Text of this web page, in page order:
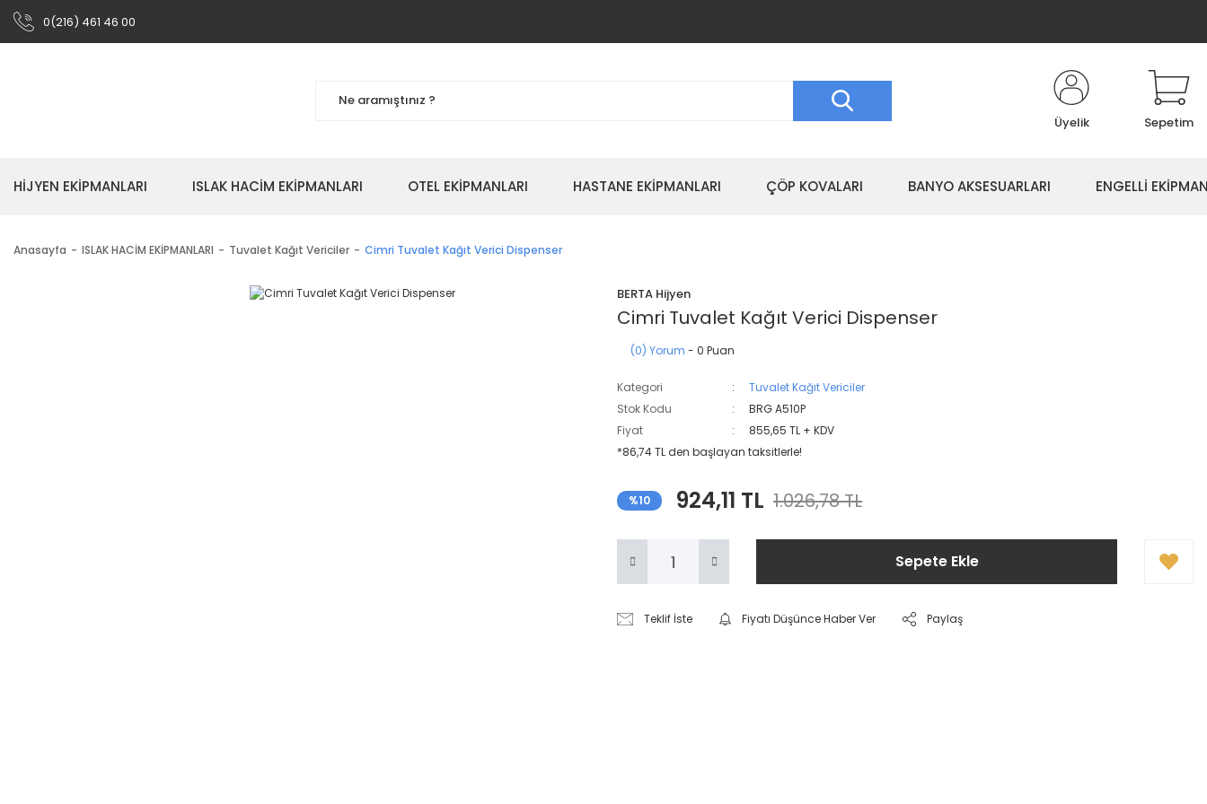
0(216) 461 46 00
Üyelik Sepetim
HİJYEN EKİPMANLARI ISLAK HACİM EKİPMANLARI OTEL EKİPMANLARI HASTANE EKİPMANLARI ÇÖP KOVALARI BANYO AKSESUARLARI ENGELLİ
Anasayfa ISLAK HACİM EKİPMANLARI Tuvalet Kağıt Vericiler Cimri Tuvalet Kağıt Verici Dispenser
BERTA Hijyen
Cimri Tuvalet Kağıt Verici Dispenser
(0) Yorum - 0 Puan
Kategori
Tuvalet Kağıt Vericiler
Stok Kodu
BRG A510P
Fiyat
855,65 TL + KDV
*86,74 TL den başlayan taksitlerle!
%10 924,11 TL 1.026,78 TL
Sepete Ekle
Teklif İste Fiyatı Düşünce Haber Ver Paylaş